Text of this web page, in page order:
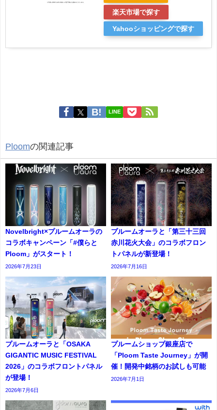
楽天市場で探す
Yahooショッピングで探す
LINE
Ploomの関連記事
Novelbright×プルームオーラの
コラボキャンペーン「#僕らと
Ploom」がスタート！
2026年7月23日
プルームオーラと「第三十三回
赤川花火大会」のコラボフロン
トパネルが新登場！
2026年7月16日
プルームオーラと「OSAKA
GIGANTIC MUSIC FESTIVAL
2026」のコラボフロントパネル
が登場！
2026年7月6日
プルームショップ銀座店で
「Ploom Taste Journey」が開
催！開発中銘柄のお試しも可能
2026年7月1日